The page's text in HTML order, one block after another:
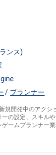
ンス)
プランナー
の設定、スキル
ームプランナー業務
ータ・AI設定